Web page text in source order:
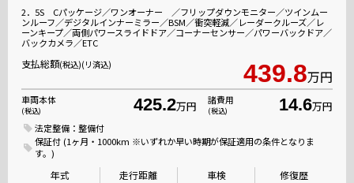
2．5S Cパッケージ／ワンオーナー ／フリップダウンモニター／ツインムー
ンルーフ／デジタルインナーミラー／BSM／衝突軽減／レーダークルーズ／レ
ーンキープ／両側パワースライドドア／コーナーセンサー／パワーバックドア／
バックカメラ／ETC
支払総額(税込)(リ済込) 439.8万円
車両本体
(税込) 425.2万円 諸費用
(税込) 14.6万円
法定整備：整備付
保証付 (1ヶ月・1000km ※いずれか早い時期が保証適用の条件となりま
す。)
年式
走行距離
車検
修復歴